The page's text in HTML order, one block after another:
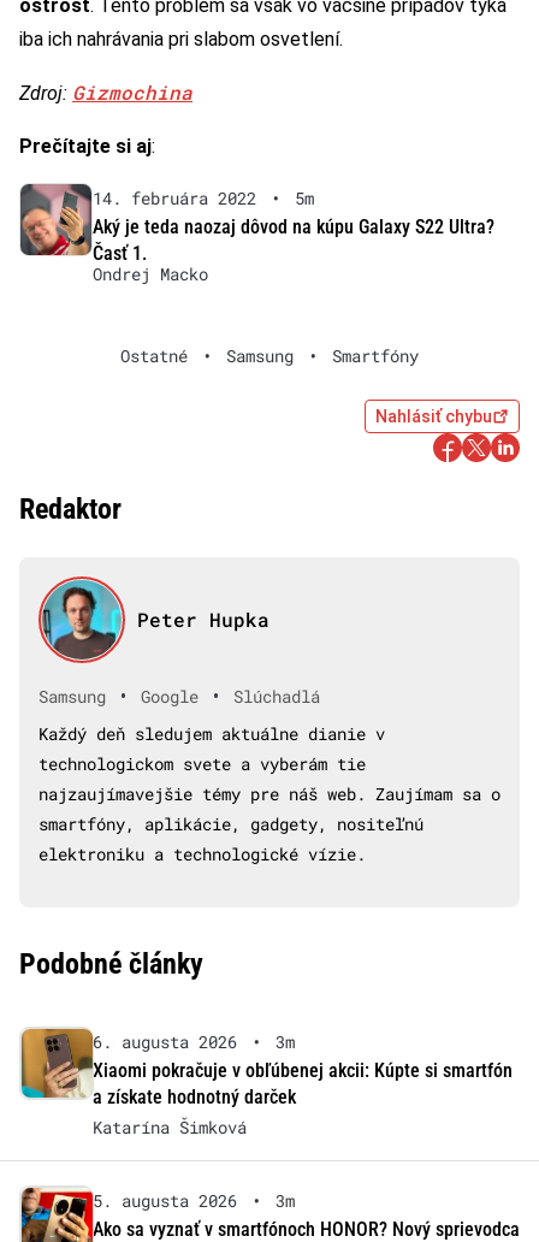
ostrosť. Tento problém sa však vo väčšine prípadov týka
iba ich nahrávania pri slabom osvetlení.
Zdroj: Gizmochina
Prečítajte si aj:
14. februára 2022 •
5m
Aký je teda naozaj dôvod na kúpu Galaxy S22 Ultra?
Časť 1.
Ondrej Macko
Ostatné • Samsung • Smartfóny
Nahlásiť chybu
Redaktor
Peter Hupka
Samsung • Google •
Slúchadlá
Každý deň sledujem aktuálne dianie v
technologickom svete a vyberám tie
najzaujímavejšie témy pre náš web. Zaujímam sa o
smartfóny, aplikácie, gadgety, nositeľnú
elektroniku a technologické vízie.
Podobné články
6. augusta 2026 •
3m
Xiaomi pokračuje v obľúbenej akcii: Kúpte si smartfón
a získate hodnotný darček
Katarína Šimková
5. augusta 2026 •
3m
Ako sa vyznať v smartfónoch HONOR? Nový sprievodca